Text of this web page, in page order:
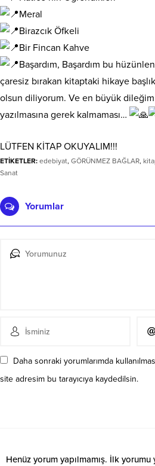
Meral
Birazcık Öfkeli
Bir Fincan Kahve
Başardım, Başardım bu
çaresiz bırakan kitaptaki hikaye
olsun diliyorum. Ve en büyük
yazılmasına gerek kalmaması…
LÜTFEN KİTAP OKUYALIM!!!
ETİKETLER: edebiyat, GÖRÜNMEZ BAĞLAR,
Sanat
Yorumlar
Daha sonraki yorumlarımda
site adresim bu tarayıcıya kaydedilsin.
Henüz yorum yapılmamış. İlk yorumu